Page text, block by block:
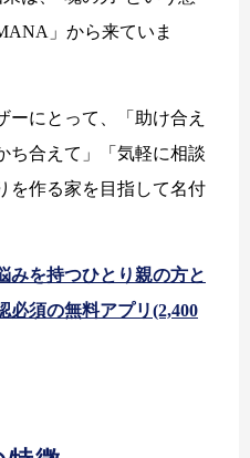
」から来ていま
ーにとって、「助け合え
ち合えて」「気軽に相談
を作る家を目指して名付
みを持つひとり親の方と
必須の無料アプリ(2,400